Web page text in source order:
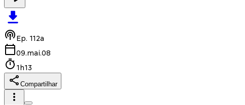
Ep. 112a
09.mai.08
1h13
Compartilhar